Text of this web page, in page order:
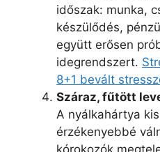
időszak: munka,
készülődés,
együtt erősen
idegrendszert.
8+1 bevált
Száraz, fűtött
A nyálkahártya
érzékenyebbé
kórokozók